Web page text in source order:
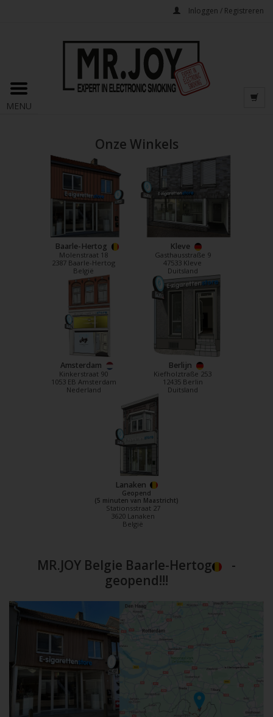
Inloggen / Registreren
MENU
Onze Winkels
Baarle-Hertog
Molenstraat 18
2387 Baarle-Hertog
België
Kleve
Gasthausstraße 9
47533 Kleve
Duitsland
Amsterdam
Kinkerstraat 90
1053 EB Amsterdam
Nederland
Berlijn
Kiefholztraße 253
12435 Berlin
Duitsland
Lanaken
Geopend
(5 minuten van Maastricht)
Stationsstraat 27
3620 Lanaken
België
MR.JOY Belgie Baarle-Hertog
-
geopend!!!